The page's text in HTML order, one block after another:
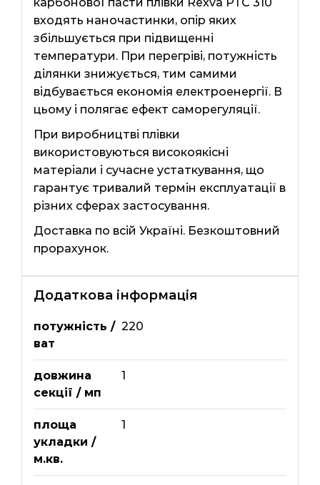
входять наночастинки, опір яких
збільшується при підвищенні
температури. При перегріві, потужність
ділянки знижується, тим самими
відбувається економія електроенергії. В
цьому і полягає ефект саморегуляції.
При виробництві плівки
використовуються високоякісні
матеріали і сучасне устаткування, що
гарантує тривалий термін експлуатації в
різних сферах застосування.
Доставка по всій Україні. Безкоштовний
прорахунок.
Додаткова інформація
потужність /
ват
220
довжина
секції / мп
1
площа
укладки /
м.кв.
1